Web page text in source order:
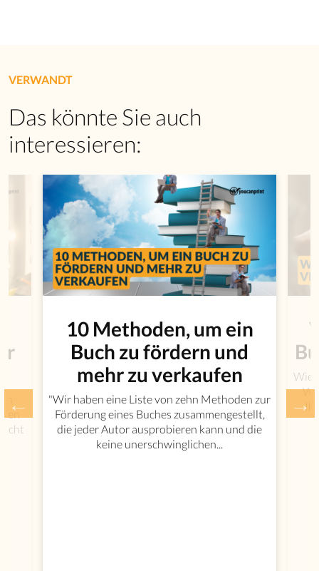
VERWANDT
Das könnte Sie auch
interessieren:
10 Methoden, um ein
Buch zu fördern und
mehr zu verkaufen
"Wir haben eine Liste von zehn Methoden zur
Förderung eines Buches zusammengestellt,
die jeder Autor ausprobieren kann und die
keine unerschwinglichen...
Wie